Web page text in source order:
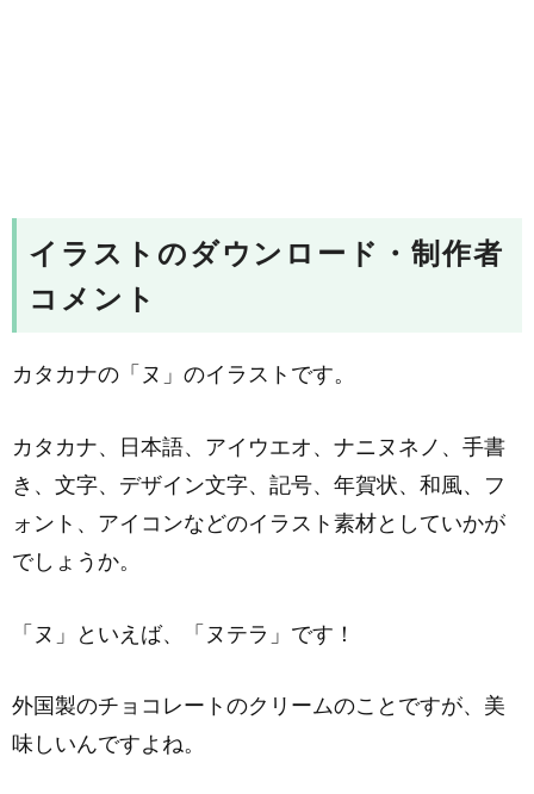
イラストのダウンロード・制作者
コメント
カタカナの「ヌ」のイラストです。
カタカナ、日本語、アイウエオ、ナニヌネノ、手書
き、文字、デザイン文字、記号、年賀状、和風、フ
ォント、アイコンなどのイラスト素材としていかが
でしょうか。
「ヌ」といえば、「ヌテラ」です！
外国製のチョコレートのクリームのことですが、美
味しいんですよね。